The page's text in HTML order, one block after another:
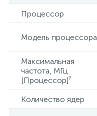
Процессор
Модель процессора
Максимальная
частота, МГц
[Процессор]?
Количество ядер